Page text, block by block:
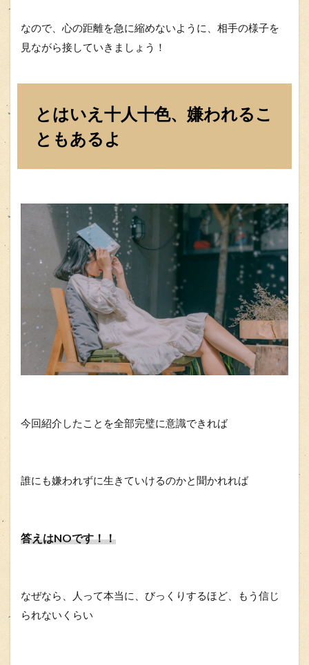
なので、心の距離を急に縮めないように、相手の様子を
見ながら接していきましょう！
とはいえ十人十色、嫌われるこ
ともあるよ
今回紹介したことを全部完璧に意識できれば
誰にも嫌われずに生きていけるのかと聞かれれば
答えはNOです！！
なぜなら、人って本当に、びっくりするほど、もう信じ
られないくらい